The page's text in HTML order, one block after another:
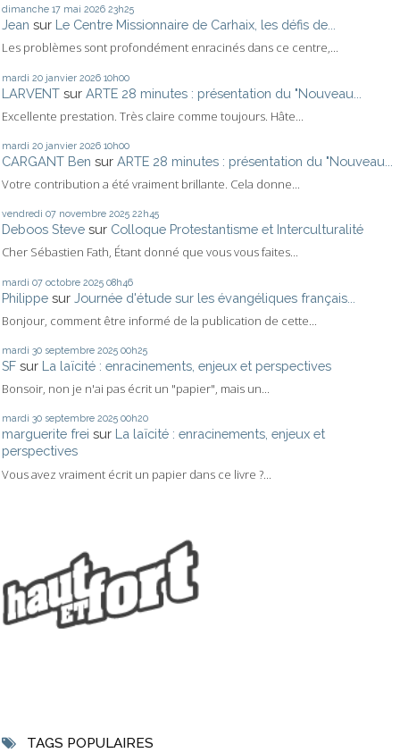
dimanche 17 mai 2026 23h25
Jean sur Le Centre Missionnaire de Carhaix, les défis de...
Les problèmes sont profondément enracinés dans ce centre,...
mardi 20 janvier 2026 10h00
LARVENT sur ARTE 28 minutes : présentation du "Nouveau...
Excellente prestation. Très claire comme toujours. Hâte...
mardi 20 janvier 2026 10h00
CARGANT Ben sur ARTE 28 minutes : présentation du "Nouveau...
Votre contribution a été vraiment brillante. Cela donne...
vendredi 07 novembre 2025 22h45
Deboos Steve sur Colloque Protestantisme et Interculturalité
Cher Sébastien Fath, Étant donné que vous vous faites...
mardi 07 octobre 2025 08h46
Philippe sur Journée d'étude sur les évangéliques français...
Bonjour, comment être informé de la publication de cette...
mardi 30 septembre 2025 00h25
SF sur La laïcité : enracinements, enjeux et perspectives
Bonsoir, non je n'ai pas écrit un "papier", mais un...
mardi 30 septembre 2025 00h20
marguerite frei sur La laïcité : enracinements, enjeux et
perspectives
Vous avez vraiment écrit un papier dans ce livre ?...
TAGS POPULAIRES